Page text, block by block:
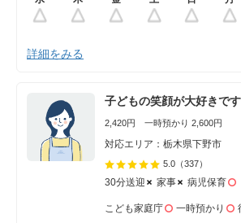
詳細をみる
子どもの笑顔が大好きです
2,420円 一時預かり 2,600円
対応エリア：栃木県下野市
5.0 （337）
30分送迎 家事 病児保育
こども家庭庁 一時預かり